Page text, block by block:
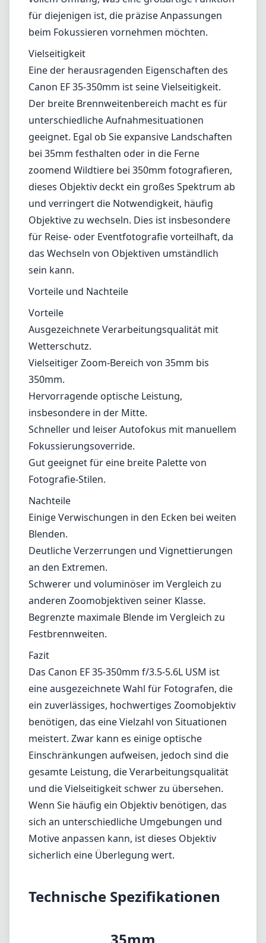
zoomend Wildtiere bei 350mm fotografieren,
dieses Objektiv deckt ein großes Spektrum ab
und verringert die Notwendigkeit, häufig
Objektive zu wechseln. Dies ist insbesondere
für Reise- oder Eventfotografie vorteilhaft, da
das Wechseln von Objektiven umständlich
sein kann.
Vorteile und Nachteile
Vorteile
Ausgezeichnete Verarbeitungsqualität mit
Wetterschutz.
Vielseitiger Zoom-Bereich von 35mm bis
350mm.
Hervorragende optische Leistung,
insbesondere in der Mitte.
Schneller und leiser Autofokus mit manuellem
Fokussierungsoverride.
Gut geeignet für eine breite Palette von
Fotografie-Stilen.
Nachteile
Einige Verwischungen in den Ecken bei weiten
Blenden.
Deutliche Verzerrungen und Vignettierungen
an den Extremen.
Schwerer und voluminöser im Vergleich zu
anderen Zoomobjektiven seiner Klasse.
Begrenzte maximale Blende im Vergleich zu
Festbrennweiten.
Fazit
Das Canon EF 35-350mm f/3.5-5.6L USM ist
eine ausgezeichnete Wahl für Fotografen, die
ein zuverlässiges, hochwertiges Zoomobjektiv
benötigen, das eine Vielzahl von Situationen
meistert. Zwar kann es einige optische
Einschränkungen aufweisen, jedoch sind die
gesamte Leistung, die Verarbeitungsqualität
und die Vielseitigkeit schwer zu übersehen.
Wenn Sie häufig ein Objektiv benötigen, das
sich an unterschiedliche Umgebungen und
Motive anpassen kann, ist dieses Objektiv
sicherlich eine Überlegung wert.
Technische Spezifikationen
35mm
min. Brennweite
350mm
f3.5